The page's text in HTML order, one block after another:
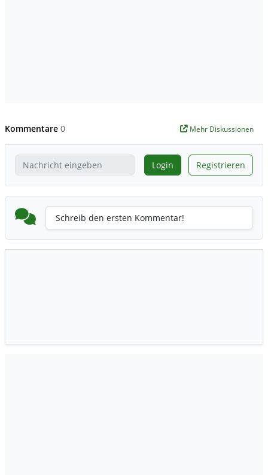
Kommentare 0 Mehr Diskussionen
Login Registrieren
Schreib den ersten Kommentar!